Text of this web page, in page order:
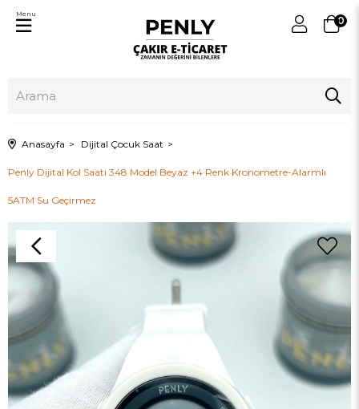
0
Menu
Anasayfa Dijital Çocuk Saat
Penly Dijital Kol Saati 348 Model Beyaz +4 Renk Kronometre-Alarmlı
5ATM Su Geçirmez